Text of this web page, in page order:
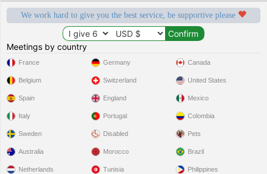
We work hard to give you the best service, be supportive please
Meetings by country
France
Belgium
Spain
Italy
Sweden
Germany
Switzerland
England
Portugal
Disabled
Canada
United States
Mexico
Colombia
Pets
Australia
Netherlands
Morocco
Tunisia
Brazil
Philippines